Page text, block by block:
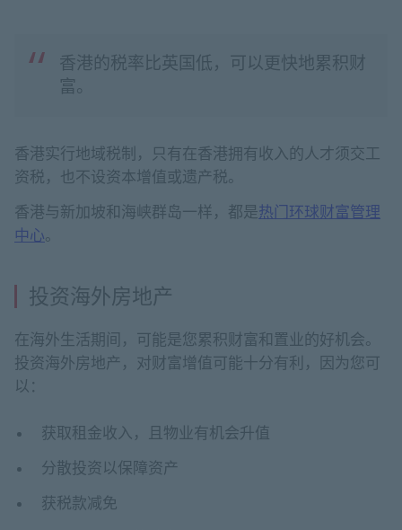
香港的税率比英国低，可以更快地累积财
富。
香港实行地域税制，只有在香港拥有收入的人才须交工
资税，也不设资本增值或遗产税。
香港与新加坡和海峡群岛一样，都是热门环球财富管理
中心。
投资海外房地产
在海外生活期间，可能是您累积财富和置业的好机会。
投资海外房地产，对财富增值可能十分有利，因为您可
以：
获取租金收入，且物业有机会升值
分散投资以保障资产
获税款减免